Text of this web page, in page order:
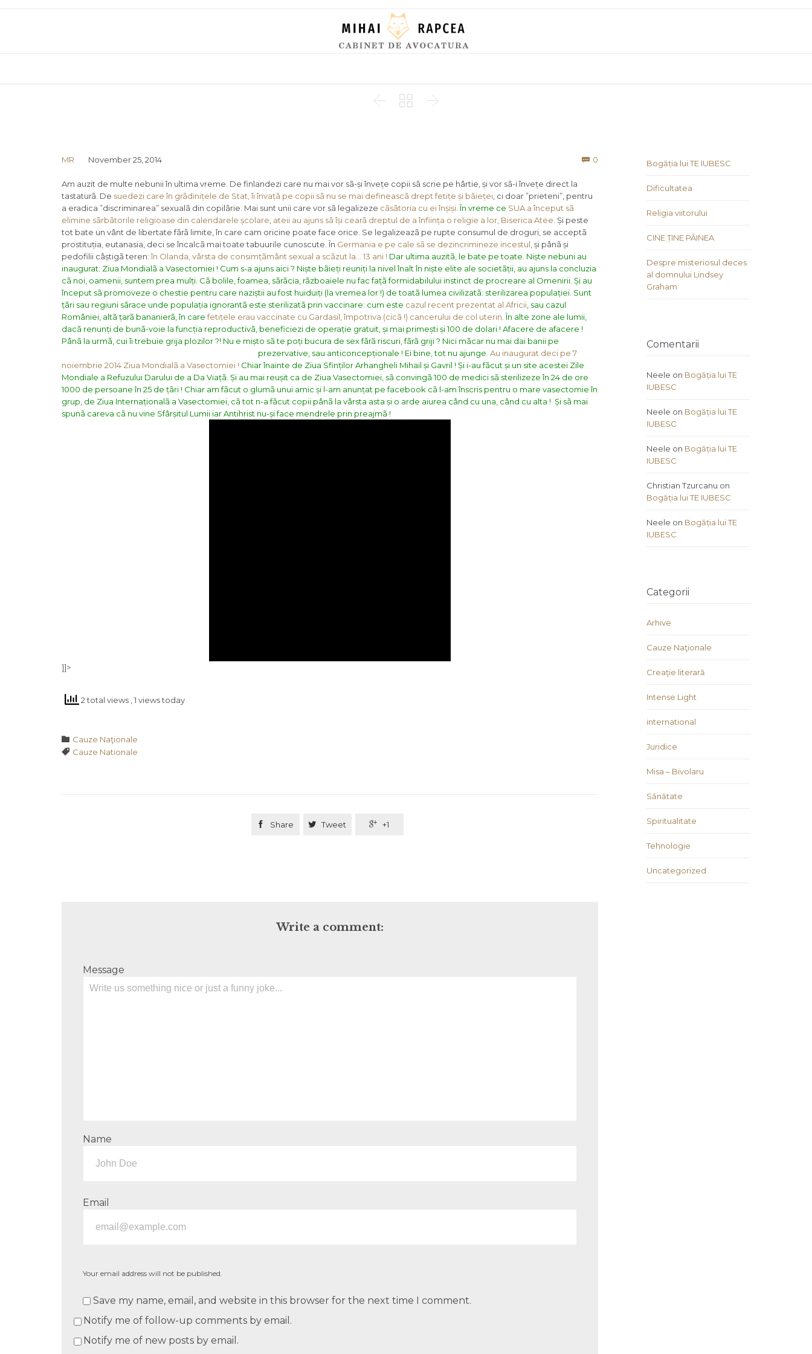
  
MR November 25, 2014  0
Am auzit de multe nebunii în ultima vreme. De finlandezi care nu mai vor sã-și învețe copii sã scrie pe hârtie, și vor sã-i învețe direct la
tastaturã. De suedezi care în grãdinițele de Stat, îi învațã pe copii sã nu se mai defineascã drept fetițe și bãieței , ci doar ”prieteni”, pentru
a eradica ”discriminarea” sexualã din copilãrie. Mai sunt unii care vor sã legalizeze cãsãtoria cu ei înșiși .În vreme ce SUA a început sã
elimine sãrbãtorile religioase din calendarele școlare ateii au ajuns sã își cearã dreptul de a înființa o religie a lor, Biserica Atee Și peste
tot bate un vânt de libertate fãrã limite, în care cam oricine poate face orice. Se legalizeazã pe rupte consumul de droguri, se acceptã
prostituția, eutanasia, deci se încalcã mai toate tabuurile cunoscute. În Germania e pe cale sã se dezincrimineze incestul , și pânã și
pedofilii câștigã teren: în Olanda, vârsta de consimțãmânt sexual a scãzut la… 13 ani ! Dar ultima auzitã, le bate pe toate. Niște nebuni au
inaugurat: Ziua Mondialã a Vasectomiei ! Cum s-a ajuns aici ? Niște bãieți reuniți la nivel înalt în niște elite ale societãții, au ajuns la concluzia
cã noi, oamenii, suntem prea mulți. Cã bolile, foamea, sãrãcia, rãzboaiele nu fac fațã formidabilului instinct de procreare al Omenirii. Și au
început sã promoveze o chestie pentru care naziștii au fost huiduiți (la vremea lor !) de toatã lumea civilizatã: sterilizarea populației. Sunt
țãri sau regiuni sãrace unde populația ignorantã este sterilizatã prin vaccinare: cum este cazul recent prezentat al Africii , sau cazul
României, altã țarã bananierã, în carefetițele erau vaccinate cu Gardasil, împotriva (cicã !) cancerului de col uterin . În alte zone ale lumii,
dacã renunți de bunã-voie la funcția reproductivã, beneficiezi de operație gratuit, și mai primești și 100 de dolari ! Afacere de afacere !
Pânã la urmã, cui îi trebuie grija plozilor ?! Nu e mișto sã te poți bucura de sex fãrã riscuri, fãrã griji ? Nici mãcar nu mai dai banii pe
prezervative, sau anticoncepționale ! Ei bine, tot nu ajunge. Au inaugurat deci pe 7
noiembrie 2014 Ziua Mondialã a Vasectomiei ! Chiar înainte de Ziua Sfinților Arhangheli Mihail și Gavril ! Și i-au fãcut și un site acestei Zile
Mondiale a Refuzului Darului de a Da Viațã. Și au mai reușit ca de Ziua Vasectomiei, sã convingã 100 de medici sã sterilizeze în 24 de ore
1000 de persoane în 25 de țãri ! Chiar am fãcut o glumã unui amic și l-am anunțat pe facebook cã l-am înscris pentru o mare vasectomie în
grup, de Ziua Internaționalã a Vasectomiei, cã tot n-a fãcut copii pânã la vârsta asta și o arde aiurea când cu una, când cu alta ! Și sã mai
spunã careva cã nu vine Sfârșitul Lumii iar Antihrist nu-și face mendrele prin preajmã !
]]>
2 total views , 1 views today
 Category
Cauze Naţionale
 Tags
Cauze Nationale
 Share  Tweet  +1
Write a comment:
Message
Name
Email
Your email address will not be published.
Save my name, email, and website in this browser for the next time I comment.
Notify me of follow-up comments by email.
Notify me of new posts by email.
Bogăția lui TE IUBESC
Dificultatea
Religia viitorului
CINE ȚINE PÂINEA
Despre misteriosul deces
al domnului Lindsey
Graham
Comentarii
Neele on Bogăția lui TE
IUBESC
Neele on Bogăția lui TE
IUBESC
Neele on Bogăția lui TE
IUBESC
Christian Tzurcanu on
Bogăția lui TE IUBESC
Neele on Bogăția lui TE
IUBESC
Categorii
Arhive
Cauze Naţionale
Creaţie literară
Intense Light
international
Juridice
Misa – Bivolaru
Sănătate
Spiritualitate
Tehnologie
Uncategorized